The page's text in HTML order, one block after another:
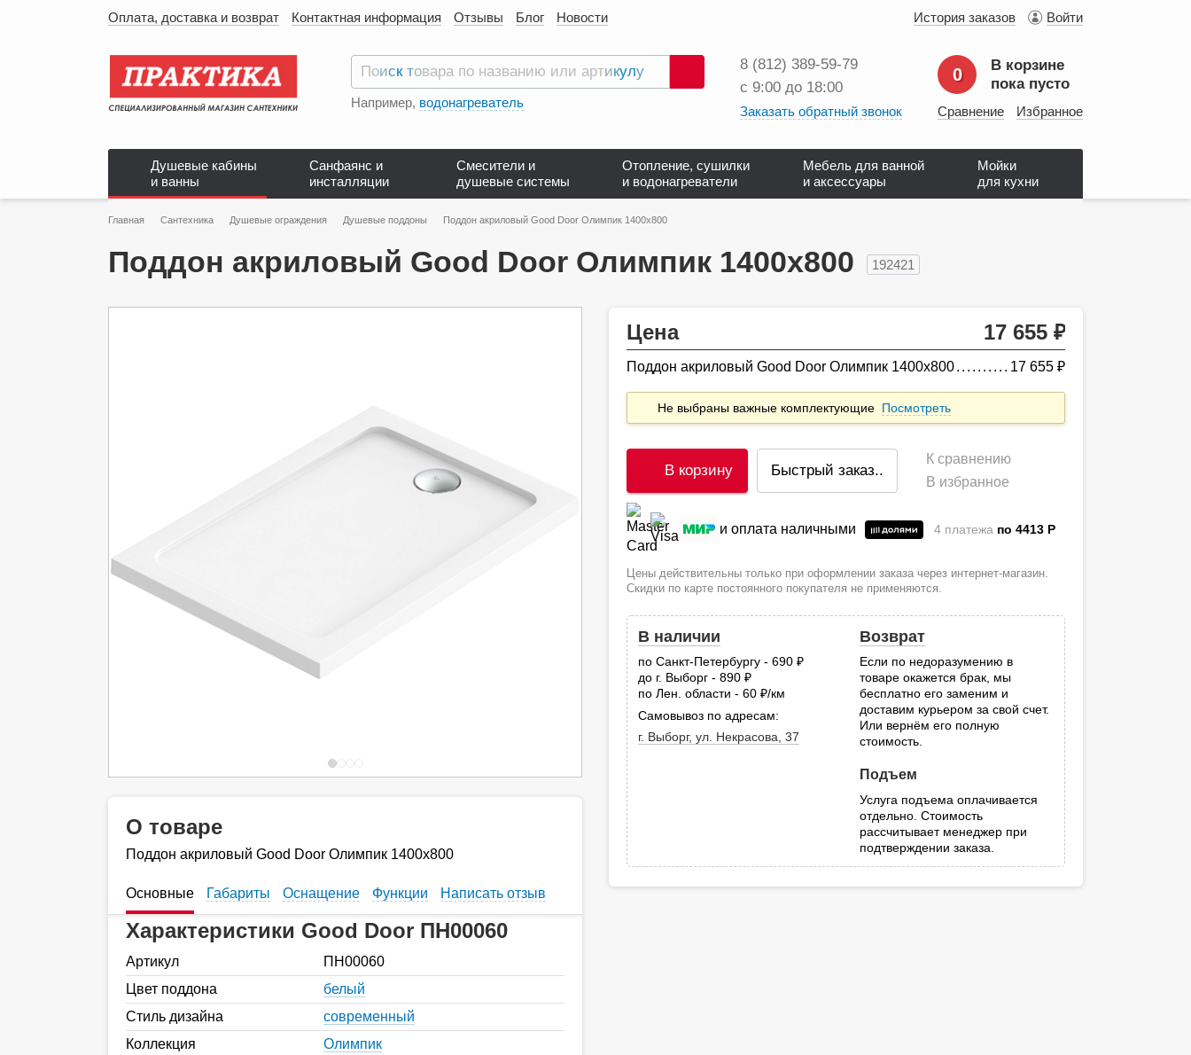
Оплата, доставка и возврат Контактная информация Отзывы Блог Новости История заказов Войти
Поиск
Например, водонагреватель
8 (812) 389‑59‑79
с 9:00 до 18:00
Заказать обратный звонок
0
В корзине
пока пусто
Сравнение Избранное
Душевые кабины
и ванны
Санфаянс и
инсталляции
Смесители и
душевые системы
Отопление, сушилки
и водонагреватели
Мебель для ванной
и аксессуары
Мойки
для кухни
Главная Сантехника Душевые ограждения Душевые поддоны Поддон акриловый Good Door Олимпик 1400х800
Поддон акриловый Good Door Олимпик 1400х800 192421
Цена 17 655
Поддон акриловый Good Door Олимпик 1400х800 17 655
Не выбраны важные комплектующие Посмотреть
В корзину Быстрый заказ..
К сравнению
В избранное
и оплата наличными 4 платежа по 4413 P
Цены действительны только при оформлении заказа через интернет-магазин.
Скидки по карте постоянного покупателя не применяются.
В наличии
по Санкт-Петербургу - 690
до г. Выборг - 890
по Лен. области - 60
руб.
/км
Самовывоз по адресам:
г. Выборг, ул. Некрасова, 37
Возврат
Если по недоразумению в
товаре окажется брак, мы
бесплатно его заменим и
доставим курьером за свой счет.
Или вернём его полную
стоимость.
Подъем
Услуга подъема оплачивается
отдельно. Стоимость
рассчитывает менеджер при
подтверждении заказа.
О товаре
Поддон акриловый Good Door Олимпик 1400х800
Основные Габариты Оснащение Функции Написать отзыв
Характеристики Good Door ПН00060
Артикул
ПН00060
Цвет поддона
белый
Стиль дизайна
современный
Коллекция
Олимпик